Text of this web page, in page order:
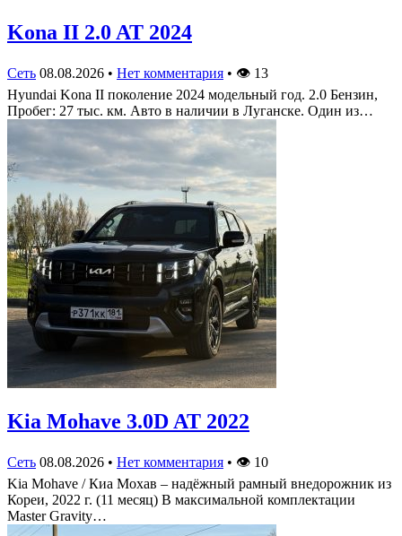
Kona II 2.0 AT 2024
Сеть 08.08.2026 • Нет комментария • 👁 13
Hyundai Kona II поколение 2024 модельный год. 2.0 Бензин,
Пробег: 27 тыс. км. Авто в наличии в Луганске. Один из…
Kia Mohave 3.0D AT 2022
Сеть 08.08.2026 • Нет комментария • 👁 10
Kia Mohave / Киа Мохав – надёжный рамный внедорожник из
Кореи, 2022 г. (11 месяц) В максимальной комплектации
Master Gravity…